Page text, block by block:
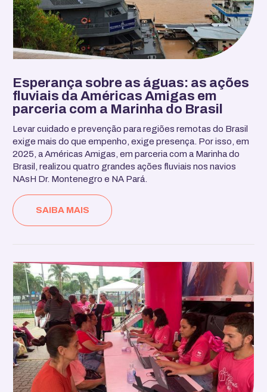
Esperança sobre as águas: as ações
fluviais da Américas Amigas em
parceria com a Marinha do Brasil
Levar cuidado e prevenção para regiões remotas do Brasil
exige mais do que empenho, exige presença. Por isso, em
2025, a Américas Amigas, em parceria com a Marinha do
Brasil, realizou quatro grandes ações fluviais nos navios
NAsH Dr. Montenegro e NA Pará.
SAIBA MAIS